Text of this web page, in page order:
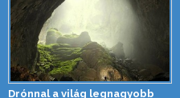
Drónnal a világ legnagyobb